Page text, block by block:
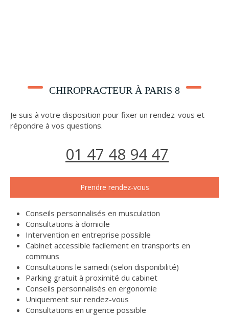
CHIROPRACTEUR À PARIS 8
Je suis à votre disposition pour fixer un rendez-vous et
répondre à vos questions.
01 47 48 94 47
Prendre rendez-vous
Conseils personnalisés en musculation
Consultations à domicile
Intervention en entreprise possible
Cabinet accessible facilement en transports en
communs
Consultations le samedi (selon disponibilité)
Parking gratuit à proximité du cabinet
Conseils personnalisés en ergonomie
Uniquement sur rendez-vous
Consultations en urgence possible